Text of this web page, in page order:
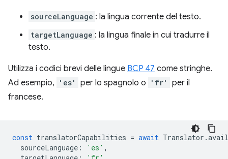
sourceLanguage : la lingua corrente del testo.
targetLanguage : la lingua finale in cui tradurre il
testo.
Utilizza i codici brevi delle lingue BCP 47 come stringhe.
Ad esempio,
'es' per lo spagnolo o 'fr'
per il
francese.
const translatorCapabilities = await Translator .
sourceLanguage : 'es' ,